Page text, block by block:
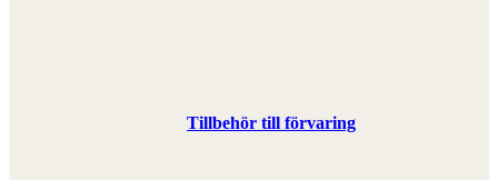
Tillbehör till förvaring